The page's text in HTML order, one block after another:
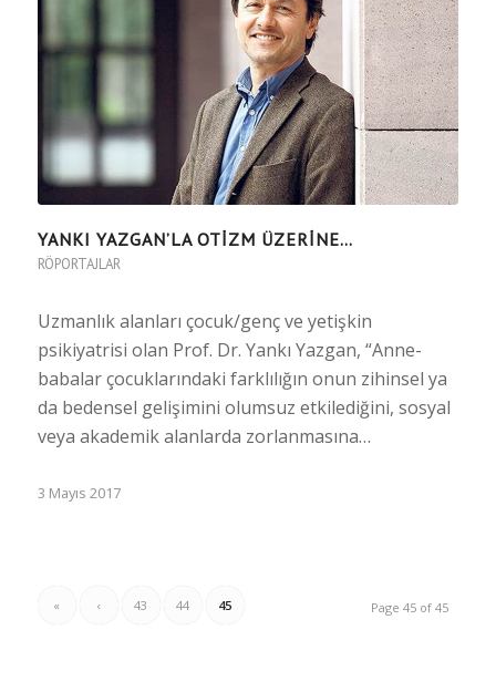
YANKI YAZGAN’LA OTIZM ÜZERINE…
RÖPORTAJLAR
Uzmanlık alanları çocuk/genç ve yetişkin
psikiyatrisi olan Prof. Dr. Yankı Yazgan, “Anne-
babalar çocuklarındaki farklılığın onun zihinsel ya
da bedensel gelişimini olumsuz etkilediğini, sosyal
veya akademik alanlarda zorlanmasına…
3 Mayıs 2017
Page 45 of 45
« ‹ 43 44 45